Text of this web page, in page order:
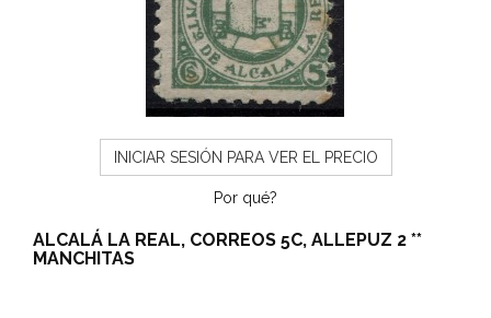
INICIAR SESIÓN PARA VER EL PRECIO
Por qué?
ALCALÁ LA REAL, CORREOS 5C, ALLEPUZ 2 **
MANCHITAS